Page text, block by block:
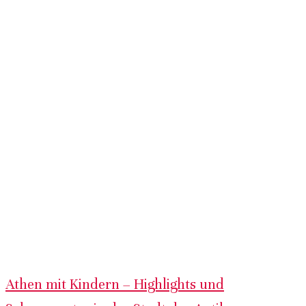
Athen mit Kindern – Highlights und